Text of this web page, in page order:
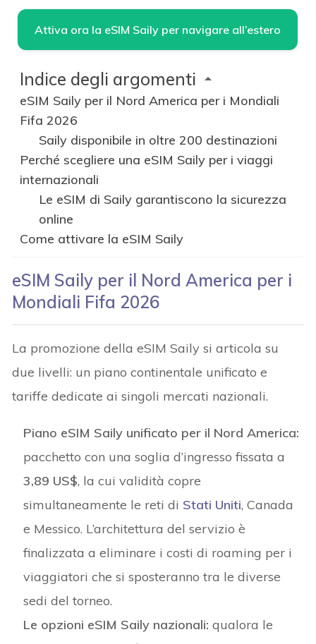
Attiva ora la eSIM Saily per navigare all’estero
Indice degli argomenti
eSIM Saily per il Nord America per i Mondiali
Fifa 2026
Saily disponibile in oltre 200 destinazioni
Perché scegliere una eSIM Saily per i viaggi
internazionali
Le eSIM di Saily garantiscono la sicurezza
online
Come attivare la eSIM Saily
eSIM Saily per il Nord America per i
Mondiali Fifa 2026
La promozione della eSIM Saily si articola su
due livelli: un piano continentale unificato e
tariffe dedicate ai singoli mercati nazionali.
Piano eSIM Saily unificato per il Nord America:
pacchetto con una soglia d’ingresso fissata a
3,89 US$, la cui validità copre
simultaneamente le reti di Stati Uniti, Canada
e Messico. L’architettura del servizio è
finalizzata a eliminare i costi di roaming per i
viaggiatori che si sposteranno tra le diverse
sedi del torneo.
Le opzioni eSIM Saily nazionali: qualora le